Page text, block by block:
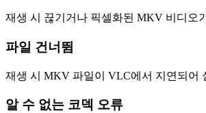
재생 시 끊기거나 픽셀화된 MKV 비디오
파일 건너뜀
재생 시 MKV 파일이 VLC에서 지연되어
알 수 없는 코덱 오류